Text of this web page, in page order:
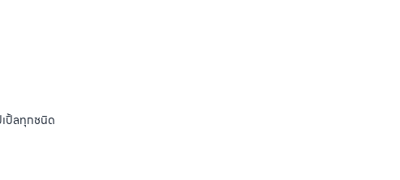
เปิ้ลทุกชนิด